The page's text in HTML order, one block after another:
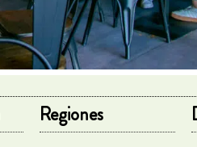
Regiones